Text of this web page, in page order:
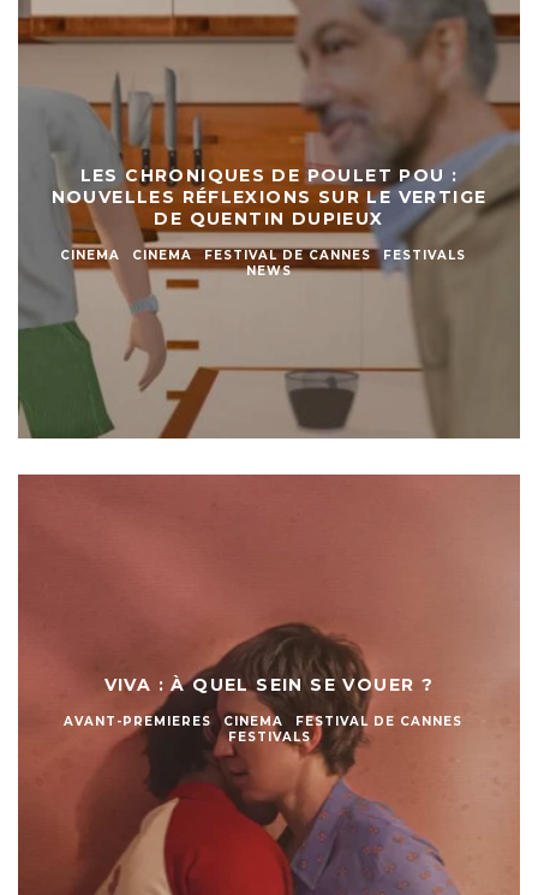
LES CHRONIQUES DE POULET POU :
NOUVELLES RÉFLEXIONS SUR LE VERTIGE
DE QUENTIN DUPIEUX
CINEMA CINEMA FESTIVAL DE CANNES
FESTIVALS
NEWS
VIVA : À QUEL SEIN SE VOUER ?
AVANT-PREMIERES CINEMA
FESTIVAL DE CANNES
FESTIVALS